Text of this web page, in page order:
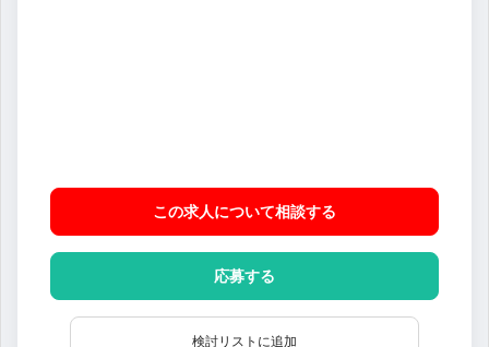
この求人について相談する
応募する
検討リストに追加